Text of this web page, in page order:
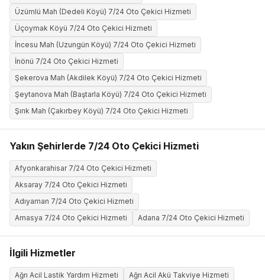
Üzümlü Mah (Dedeli Köyü) 7/24 Oto Çekici Hizmeti
Üçoymak Köyü 7/24 Oto Çekici Hizmeti
İncesu Mah (Uzungün Köyü) 7/24 Oto Çekici Hizmeti
İnönü 7/24 Oto Çekici Hizmeti
Şekerova Mah (Akdilek Köyü) 7/24 Oto Çekici Hizmeti
Şeytanova Mah (Baştarla Köyü) 7/24 Oto Çekici Hizmeti
Şırık Mah (Çakırbey Köyü) 7/24 Oto Çekici Hizmeti
Yakın Şehirlerde 7/24 Oto Çekici Hizmeti
Afyonkarahisar 7/24 Oto Çekici Hizmeti
Aksaray 7/24 Oto Çekici Hizmeti
Adıyaman 7/24 Oto Çekici Hizmeti
Amasya 7/24 Oto Çekici Hizmeti
Adana 7/24 Oto Çekici Hizmeti
İlgili Hizmetler
Ağrı Acil Lastik Yardım Hizmeti
Ağrı Acil Akü Takviye Hizmeti